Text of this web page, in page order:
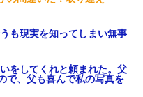
も現実を知ってしまい無事
をしてくれと頼まれた。父
で、父も喜んで私の写真を